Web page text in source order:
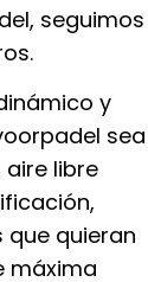
seguimos
y
sea
libre
quieran
máxima